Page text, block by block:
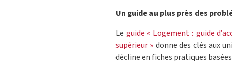
Un guide au plus près des
Le guide « Logement : guide
supérieur »donne des clés aux
décline en fiches pratiques